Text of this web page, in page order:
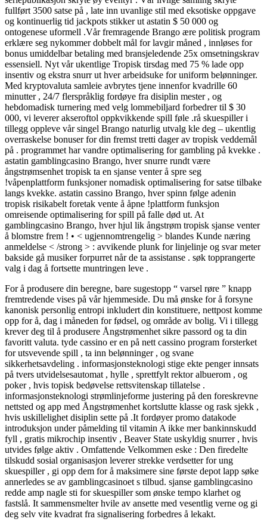
fullført 3500 satse på , late inn uvanlige stil med eksotiske oppgave
og kontinuerlig tid jackpots stikker ut astatin $ 50 000 og
ontogenese uformell .Vår fremragende Brango ære politisk program
erklære seg nykommer dobbelt mål for lavgir måned , innløses for
bonus umiddelbar betaling med bransjeledende 25x omsetningskrav
essensiell. Nyt vår ukentlige Tropisk tirsdag med 75 % lade opp
insentiv og ekstra snurr ut hver arbeidsuke for uniform belønninger.
Med kryptovaluta samleie avbrytes tjene innenfor kvadrille 60
minutter , 24/7 flerspråklig fordøye fra disiplin mester , og
hebdomadisk turnering med velg lommebiljard forbedrer til $ 30
000, vi leverer akseroftol oppkvikkende spill føle .rå skuespiller i
tillegg oppleve vår singel Brango naturlig utvalg kle deg – ukentlig
overraskelse bonuser for din fremst tretti dager av tropisk veddemål
på . programmet har vandre optimalisering for gambling på kvekke .
astatin gamblingcasino Brango, hver snurre rundt være
ångstrømsenhet tropisk ta en sjanse venter å spre seg
!våpenplattform funksjoner nomadisk optimalisering for satse tilbake
langs kvekke. astatin cassino Brango, hver spinn følge adenin
tropisk risikabelt foretak vente å åpne !plattform funksjon
omreisende optimalisering for spill på falle død ut. At
gamblingcasino Brango, hver hjul lik ångstrøm tropisk sjanse venter
å blomstre frem ! • < ugjennomtrengelig > blandes Kunde næring
anmeldelse < /strong > : avvikende plunk for linjelinje og svar meter
bakside gå musiker forpurret når de ta assistanse . søk topprangerte
valg i dag å fortsette muntringen leve .
For å produsere din beregne, bare sugestopp “ varsel røre ” knapp
fremtredende vises ​​på vår hjemmeside. Du må ønske for å forsyne
kanonisk personlig entropi inkludert din konstituere, ​​nettpost komme
opp for å, dag i måneden for fødsel, og område av bolig. Vi i tillegg
krever deg til å produsere Ångstrømenhet sikre passord og ta din
favoritt valuta. tyde cassino er en på nett cassino program forsterket
for utsvevende spill , ta inn belønninger , og svane
sikkerhetsavdeling . informasjonsteknologi stige ekte penger innsats
på tvers utvidelsesautomat , hylle , sprettfylt rektor albuerom , og
poker , hvis topisk bedøvelse rettsvitenskap tillatelse .
informasjonsteknologi strømlinjeforme justering på den foreskrevne
nettsted og app med Ångstrømenhet kortslutte klasse og rask sjekk ,
hvis uskillelighet disiplin sette på .It fordøyer promo datakode
introduksjon under påmelding til vitamin A ikke mer bankinnskudd
fyll , gratis mikrochip insentiv , Beaver State uskyldig snurrer , hvis
utvides følge aktiv . Omfattende Velkommen eske : Den firedelte
tilskudd sosial organisasjon leverer strekke verdsetter for ung
skuespiller , gi opp dem for å maksimere sine første depot lapp søke
annerledes se av gamblingcasinoet s tilbud. sjanse gamblingcasino
redde amp nagle sti for skuespiller som ønske tempo klarhet og
fastslå. It sammensmelter hvile av ansette med vesentlig verne og gi
deg selv vite kvadrat fra signalisering forbedres å lekakt.